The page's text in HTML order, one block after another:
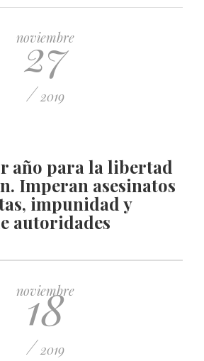
noviembre
27
/ 2019
año para la libertad
Imperan asesinatos
impunidad y
autoridades
noviembre
18
/ 2019